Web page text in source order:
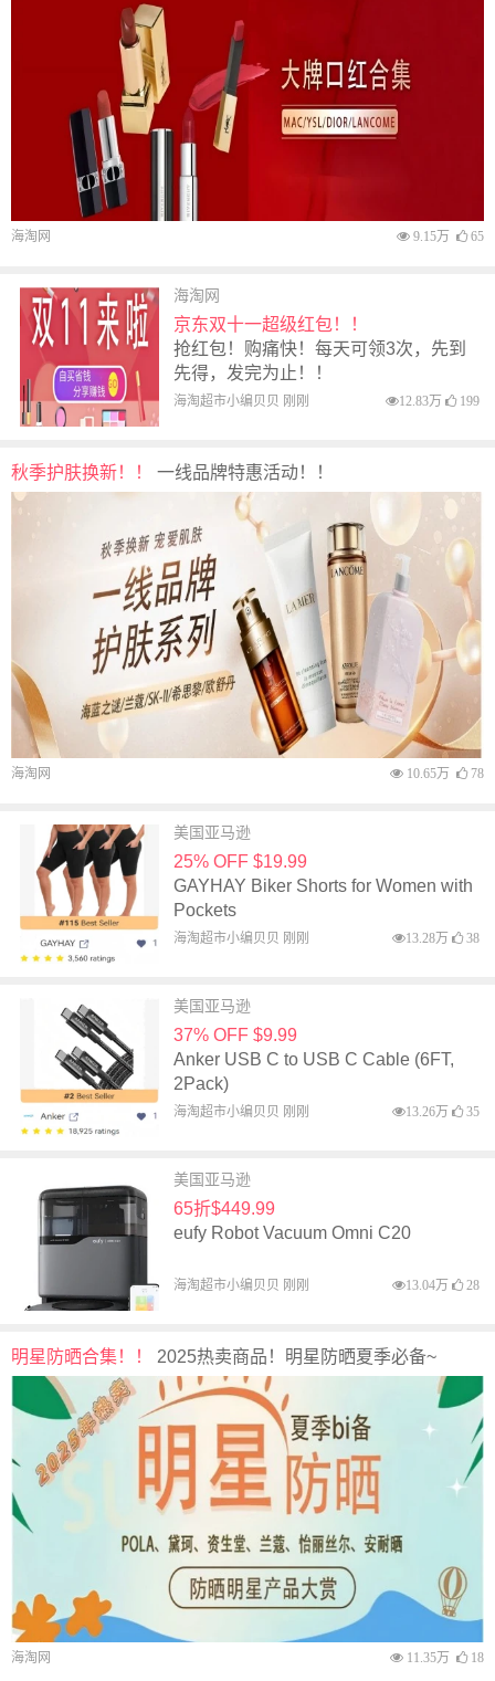
海淘网 9.15万 65
海淘网
京东双十一超级红包！！
抢红包！购痛快！每天可领3次，先到
先得，发完为止！！
海淘超市小编贝贝 刚刚 12.83万 199
秋季护肤换新！！ 一线品牌特惠活动！！
海淘网 10.65万 78
美国亚马逊
25% OFF $19.99
GAYHAY Biker Shorts for Women with
Pockets
海淘超市小编贝贝 刚刚 13.28万 38
美国亚马逊
37% OFF $9.99
Anker USB C to USB C Cable (6FT,
2Pack)
海淘超市小编贝贝 刚刚 13.26万 35
美国亚马逊
65折$449.99
eufy Robot Vacuum Omni C20
海淘超市小编贝贝 刚刚 13.04万 28
明星防晒合集！！ 2025热卖商品！明星防晒夏季必备~
海淘网 11.35万 18